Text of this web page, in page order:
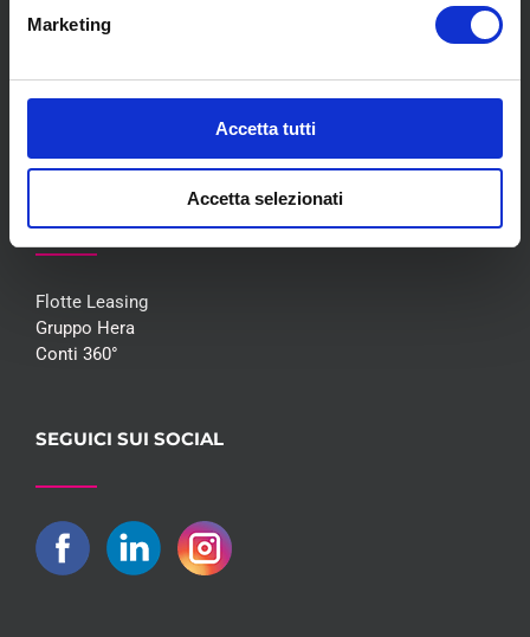
Marketing
Accetta tutti
Accetta selezionati
Blog
COLLABORAZIONI
Flotte Leasing
Gruppo Hera
Conti 360°
SEGUICI SUI SOCIAL